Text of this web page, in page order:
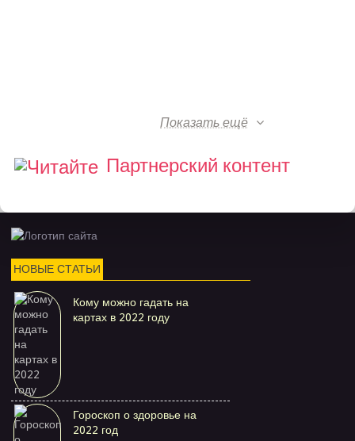
Показать ещё
Партнерский контент
НОВЫЕ СТАТЬИ
Кому можно гадать на
картах в 2022 году
Гороскоп о здоровье на
2022 год